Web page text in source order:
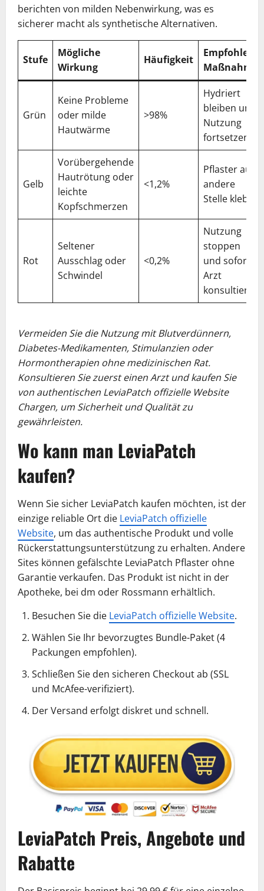
berichten von milden Nebenwirkung, was es
sicherer macht als synthetische Alternativen.
Stufe
Mögliche
Wirkung
Häufigkeit
Empfohlene
Maßnahme
Grün
Keine Probleme
oder milde
Hautwärme
>98%
Hydriert
bleiben und
Nutzung
fortsetzen
Gelb
Vorübergehende
Hautrötung oder
leichte
Kopfschmerzen
<1,2%
Pflaster auf
andere
Stelle kleben
Rot
Seltener
Ausschlag oder
Schwindel
<0,2%
Nutzung
stoppen
und sofort
Arzt
konsultieren
Vermeiden Sie die Nutzung mit Blutverdünnern,
Diabetes-Medikamenten, Stimulanzien oder
Hormontherapien ohne medizinischen Rat.
Konsultieren Sie zuerst einen Arzt und kaufen Sie
von authentischen LeviaPatch offizielle Website
Chargen, um Sicherheit und Qualität zu
gewährleisten.
Wo kann man LeviaPatch
kaufen?
Wenn Sie sicher LeviaPatch kaufen möchten, ist der
einzige reliable Ort die LeviaPatch offizielle
Website, um das authentische Produkt und volle
Rückerstattungsunterstützung zu erhalten. Andere
Sites können gefälschte LeviaPatch Pflaster ohne
Garantie verkaufen. Das Produkt ist nicht in der
Apotheke, bei dm oder Rossmann erhältlich.
Besuchen Sie die LeviaPatch offizielle Website.
Wählen Sie Ihr bevorzugtes Bundle-Paket (4
Packungen empfohlen).
Schließen Sie den sicheren Checkout ab (SSL
und McAfee-verifiziert).
Der Versand erfolgt diskret und schnell.
LeviaPatch Preis, Angebote und
Rabatte